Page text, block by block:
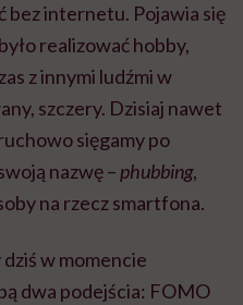
bez internetu. Pojawia się
realizować hobby,
z innymi ludźmi w
szczery. Dzisiaj nawet
sięgamy po
nazwę –phubbing,
na rzecz smartfona.
w momencie
dwa podejścia: FOMO